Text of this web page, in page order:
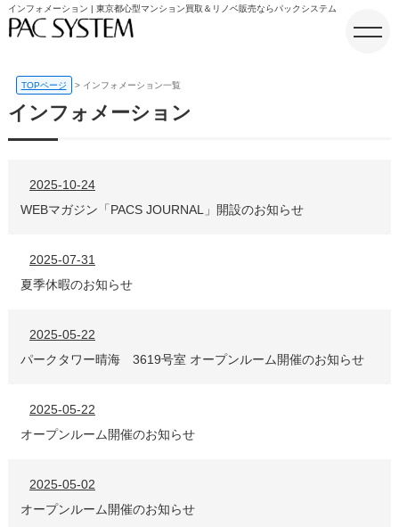
インフォメーション | 東京都心型マンション買取＆リノベ販売ならパックシステム
TOPページ インフォメーション一覧
インフォメーション
2025-10-24
WEBマガジン「PACS JOURNAL」開設のお知らせ
2025-07-31
夏季休暇のお知らせ
2025-05-22
パークタワー晴海 3619号室 オープンルーム開催のお知らせ
2025-05-22
オープンルーム開催のお知らせ
2025-05-02
オープンルーム開催のお知らせ